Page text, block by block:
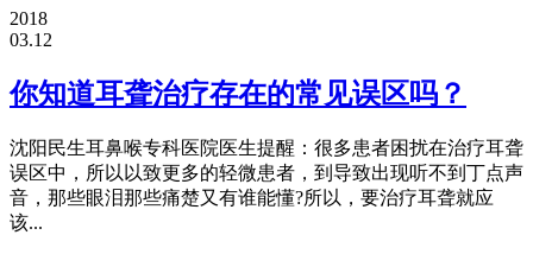
2018
03.12
你知道耳聋治疗存在的常见误区吗？
沈阳民生耳鼻喉专科医院医生提醒：很多患者困扰在治疗耳聋
误区中，所以以致更多的轻微患者，到导致出现听不到丁点声
音，那些眼泪那些痛楚又有谁能懂?所以，要治疗耳聋就应
该...